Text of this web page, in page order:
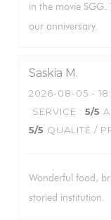
in the movie
our anniversary.
Saskia M
2026-08-05 -
SERVICE : 5/5
5/5 QUALITÉ /
Wonderful food,
storied institution.